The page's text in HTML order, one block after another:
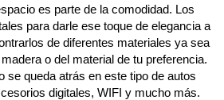
es parte de la comodidad. Los
para darle ese toque de elegancia a
de diferentes materiales ya sea
o del material de tu preferencia.
se queda atrás en este tipo de autos
digitales, WIFI y mucho más.